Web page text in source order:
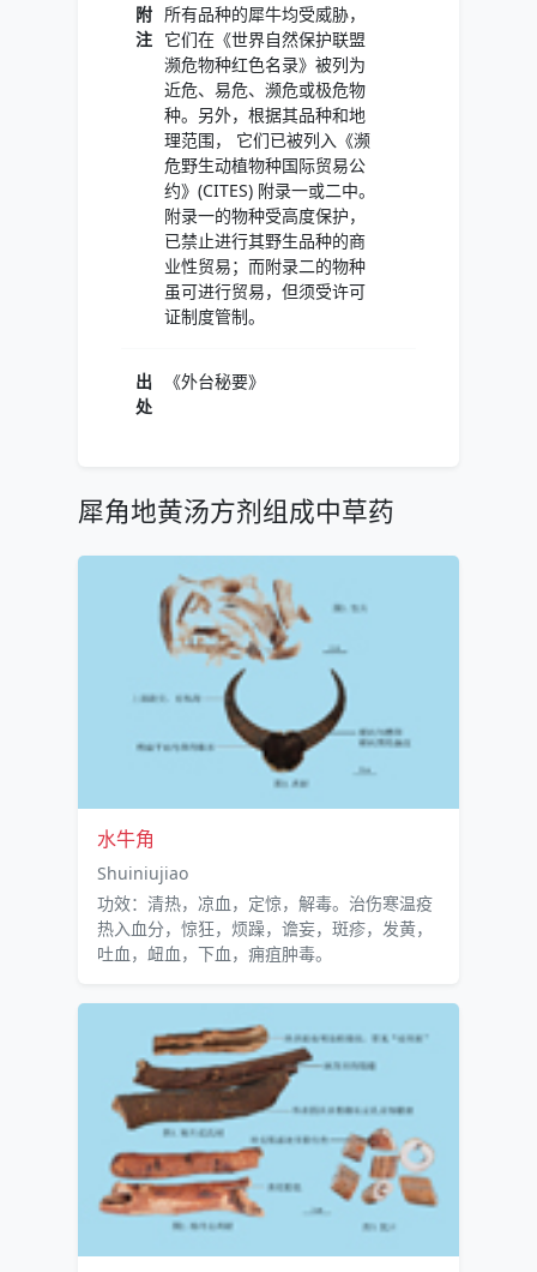
附
注
所有品种的犀牛均受威胁，
它们在《世界自然保护联盟
濒危物种红色名录》被列为
近危、易危、濒危或极危物
种。另外，根据其品种和地
理范围， 它们已被列入《濒
危野生动植物种国际贸易公
约》(CITES) 附录一或二中。
附录一的物种受高度保护，
已禁止进行其野生品种的商
业性贸易；而附录二的物种
虽可进行贸易，但须受许可
证制度管制。
出
处
《外台秘要》
犀角地黄汤方剂组成中草药
水牛角
Shuiniujiao
功效：清热，凉血，定惊，解毒。治伤寒温疫
热入血分，惊狂，烦躁，谵妄，斑疹，发黄，
吐血，衄血，下血，痈疽肿毒。